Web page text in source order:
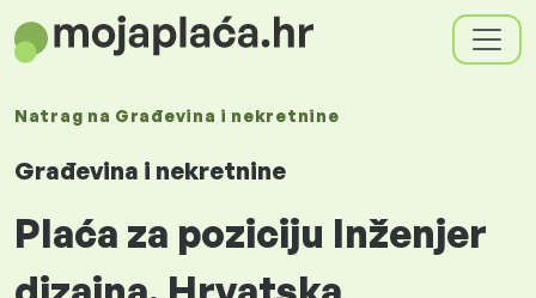
Natrag na Građevina i nekretnine
Građevina i nekretnine
Plaća za poziciju Inženjer